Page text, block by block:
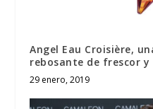
Angel Eau Croisière,
rebosante de frescor y
29 enero, 2019